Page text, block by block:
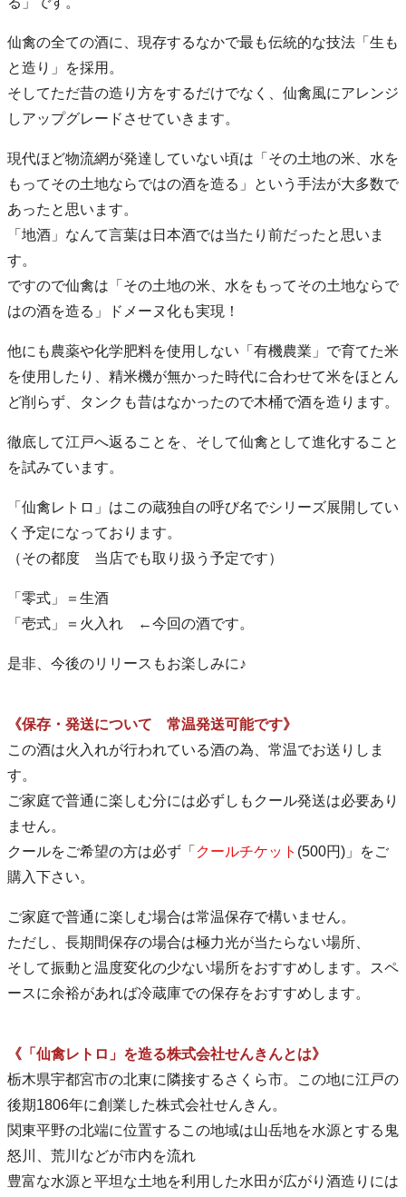
仙禽の全ての酒に、現存するなかで最も伝統的な技法「生も
と造り」を採用。
そしてただ昔の造り方をするだけでなく、仙禽風にアレンジ
しアップグレードさせていきます。
現代ほど物流網が発達していない頃は「その土地の米、水を
もってその土地ならではの酒を造る」という手法が大多数で
あったと思います。
「地酒」なんて言葉は日本酒では当たり前だったと思いま
す。
ですので仙禽は「その土地の米、水をもってその土地ならで
はの酒を造る」ドメーヌ化も実現！
他にも農薬や化学肥料を使用しない「有機農業」で育てた米
を使用したり、精米機が無かった時代に合わせて米をほとん
ど削らず、タンクも昔はなかったので木桶で酒を造ります。
徹底して江戸へ返ることを、そして仙禽として進化すること
を試みています。
「仙禽レトロ」はこの蔵独自の呼び名でシリーズ展開してい
く予定になっております。
（その都度 当店でも取り扱う予定です）
「零式」＝生酒
「壱式」＝火入れ ←今回の酒です。
是非、今後のリリースもお楽しみに♪
《保存・発送について 常温発送可能です》
この酒は火入れが行われている酒の為、常温でお送りしま
す。
ご家庭で普通に楽しむ分には必ずしもクール発送は必要あり
ません。
クールをご希望の方は必ず「 クールチケット (500円)」をご
購入下さい。
ご家庭で普通に楽しむ場合は常温保存で構いません。
ただし、長期間保存の場合は極力光が当たらない場所、
そして振動と温度変化の少ない場所をおすすめします。スペ
ースに余裕があれば冷蔵庫での保存をおすすめします。
《「仙禽レトロ」を造る株式会社せんきんとは》
栃木県宇都宮市の北東に隣接するさくら市。この地に江戸の
後期1806年に創業した株式会社せんきん。
関東平野の北端に位置するこの地域は山岳地を水源とする鬼
怒川、荒川などが市内を流れ
豊富な水源と平坦な土地を利用した水田が広がり酒造りには